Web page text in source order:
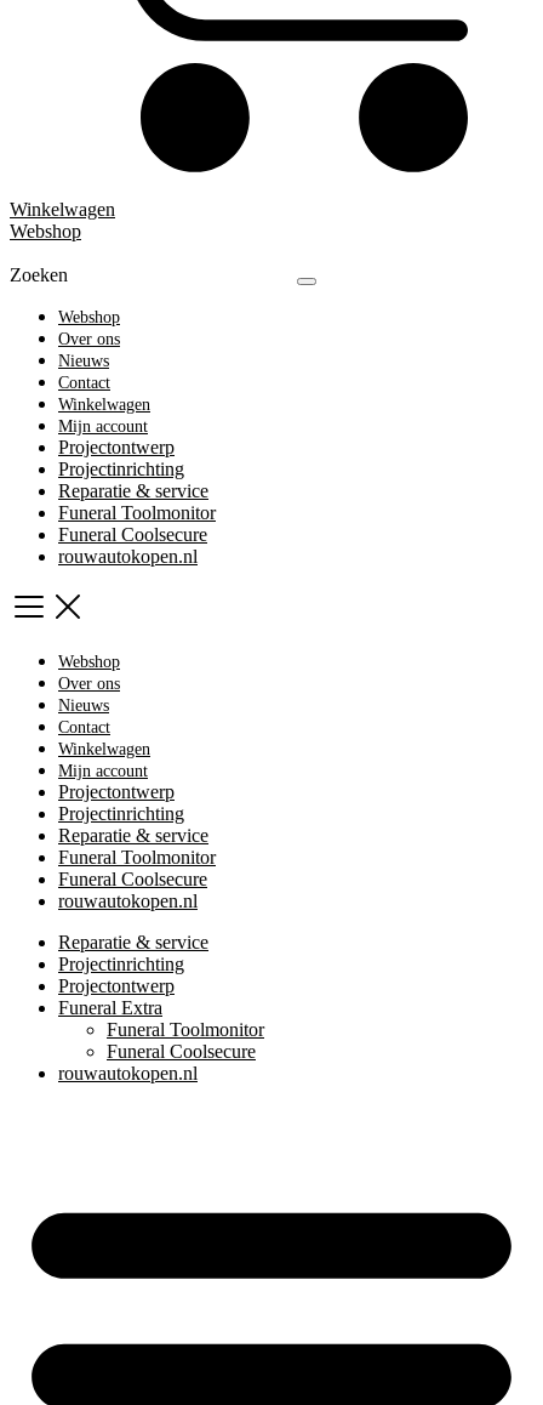
Winkelwagen
Webshop
Zoeken
Webshop
Over ons
Nieuws
Contact
Winkelwagen
Mijn account
Projectontwerp
Projectinrichting
Reparatie & service
Funeral Toolmonitor
Funeral Coolsecure
rouwautokopen.nl
Webshop
Over ons
Nieuws
Contact
Winkelwagen
Mijn account
Projectontwerp
Projectinrichting
Reparatie & service
Funeral Toolmonitor
Funeral Coolsecure
rouwautokopen.nl
Reparatie & service
Projectinrichting
Projectontwerp
Funeral Extra
Funeral Toolmonitor
Funeral Coolsecure
rouwautokopen.nl